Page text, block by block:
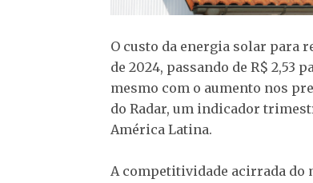
O custo da energia solar para
de 2024, passando de R$ 2,53
mesmo com o aumento nos
do Radar, um indicador
América Latina.
A competitividade acirrada do